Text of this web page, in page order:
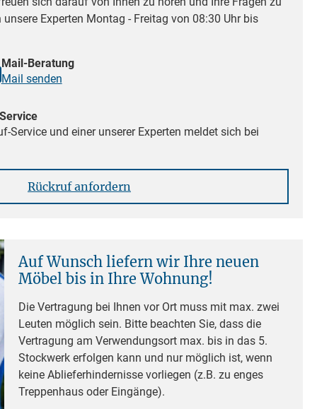
Experten Montag - Freitag von 08:30 Uhr bis
Mail-Beratung
Mail senden
Service und einer unserer Experten meldet sich bei
Rückruf anfordern
Auf Wunsch liefern wir Ihre neuen
Möbel bis in Ihre Wohnung!
Die Vertragung bei Ihnen vor Ort muss mit max. zwei
Leuten möglich sein. Bitte beachten Sie, dass die
Vertragung am Verwendungsort max. bis in das 5.
Stockwerk erfolgen kann und nur möglich ist, wenn
keine Ablieferhindernisse vorliegen (z.B. zu enges
Treppenhaus oder Eingänge).